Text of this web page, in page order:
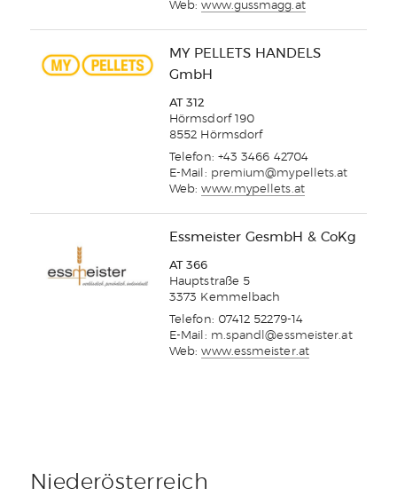
Web:www.gussmagg.at
MY PELLETS HANDELS
GmbH
AT 312
Hörmsdorf 190
8552 Hörmsdorf
Telefon: +43 3466 42704
E-Mail: premium@mypellets.at
Web:www.mypellets.at
Essmeister GesmbH & CoKg
AT 366
Hauptstraße 5
3373 Kemmelbach
Telefon: 07412 52279-14
E-Mail: m.spandl@essmeister.at
Web:www.essmeister.at
Niederösterreich